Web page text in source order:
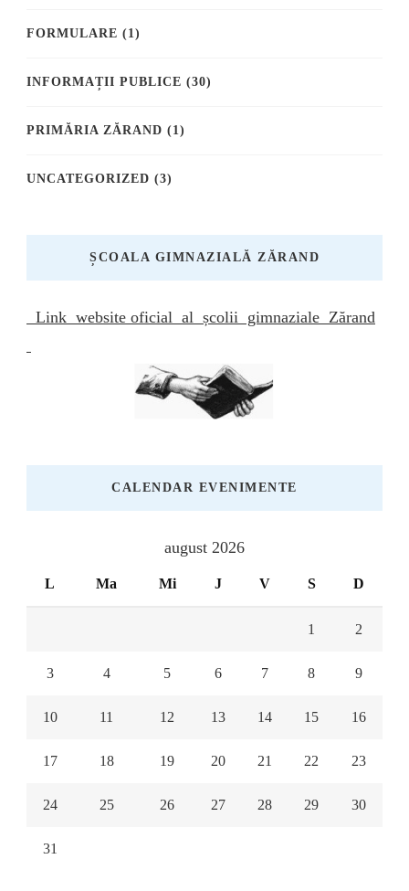
FORMULARE (1)
INFORMAȚII PUBLICE (30)
PRIMĂRIA ZĂRAND (1)
UNCATEGORIZED (3)
ȘCOALA GIMNAZIALĂ ZĂRAND
Link website oficial al școlii gimnaziale Zărand
CALENDAR EVENIMENTE
august 2026
L Ma Mi J V S D
1 2
3 4 5 6 7 8 9
10 11 12 13 14 15 16
17 18 19 20 21 22 23
24 25 26 27 28 29 30
31